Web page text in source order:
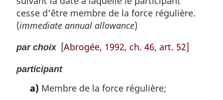
i
n
a
e
cesse d’être membre de la force régulière.
(immediate annual allowance)
par choix [Abrogée, 1992, ch. 46, art. 52]
participant
a) Membre de la force régulière;